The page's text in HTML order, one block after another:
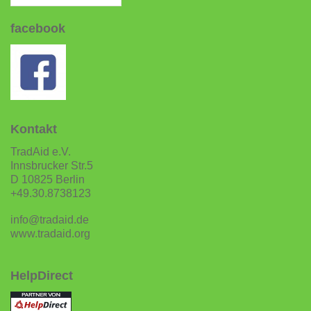
facebook
Kontakt
TradAid e.V.
Innsbrucker Str.5
D 10825 Berlin
+49.30.8738123
info@tradaid.de
www.tradaid.org
HelpDirect